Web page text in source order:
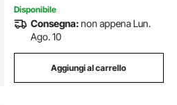
Disponibile
Consegna:non appena Lun.
Ago. 10
Aggiungi al carrello